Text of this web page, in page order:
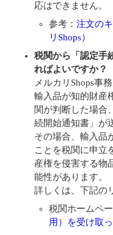
応はできません。
参考： 注文の
リShops）
税関から「認定手
ればよいですか？
メルカリShops事
輸入品が知的財産
関が判断した場合
続開始通知書」が
その場合、輸入品
ことを税関に申立
産権を侵害する物
能性があります。
詳しくは、下記の
税関ホームペー
用）を受け取